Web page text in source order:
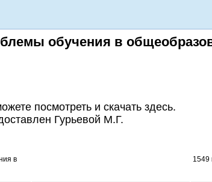
обучения в
посмотреть и скачать здесь.
Гурьевой М.Г.
в
1549